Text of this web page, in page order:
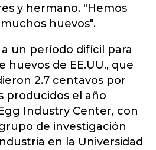
y hermano. "Hemos
huevos".
un período difícil para
huevos de EE.UU., que
2.7 centavos por
producidos el año
Industry Center, con
de investigación
en la Universidad